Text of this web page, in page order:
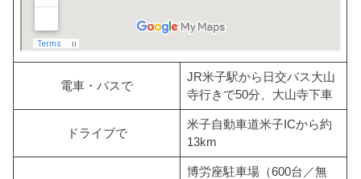
電車・バスで
JR米子駅から日交バス大山
寺行きで50分、大山寺下車
ドライブで
米子自動車道米子ICから約
13km
博労座駐車場（600台／無